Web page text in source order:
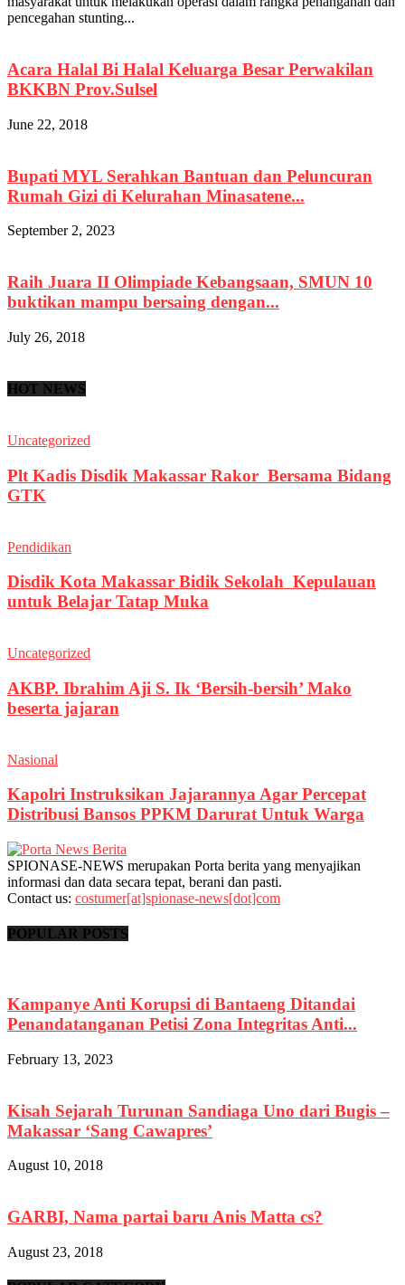
pencegahan stunting...
Acara Halal Bi Halal Keluarga Besar Perwakilan
BKKBN Prov.Sulsel
June 22, 2018
Bupati MYL Serahkan Bantuan dan Peluncuran
Rumah Gizi di Kelurahan Minasatene...
September 2, 2023
Raih Juara II Olimpiade Kebangsaan, SMUN 10
buktikan mampu bersaing dengan...
July 26, 2018
HOT NEWS
Uncategorized
Plt Kadis Disdik Makassar Rakor Bersama Bidang
GTK
Pendidikan
Disdik Kota Makassar Bidik Sekolah Kepulauan
untuk Belajar Tatap Muka
Uncategorized
AKBP. Ibrahim Aji S. Ik ‘Bersih-bersih’ Mako
beserta jajaran
Nasional
Kapolri Instruksikan Jajarannya Agar Percepat
Distribusi Bansos PPKM Darurat Untuk Warga
SPIONASE-NEWS merupakan Porta berita yang menyajikan
informasi dan data secara tepat, berani dan pasti.
Contact us: costumer[at]spionase-news[dot]com
POPULAR POSTS
Kampanye Anti Korupsi di Bantaeng Ditandai
Penandatanganan Petisi Zona Integritas Anti...
February 13, 2023
Kisah Sejarah Turunan Sandiaga Uno dari Bugis –
Makassar ‘Sang Cawapres’
August 10, 2018
GARBI, Nama partai baru Anis Matta cs?
August 23, 2018